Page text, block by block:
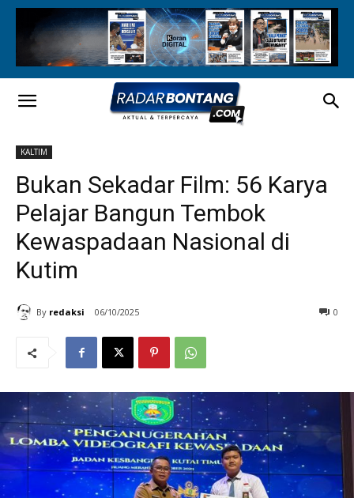
KALTIM
Bukan Sekadar Film: 56 Karya
Pelajar Bangun Tembok
Kewaspadaan Nasional di
Kutim
By redaksi 06/10/2025 0